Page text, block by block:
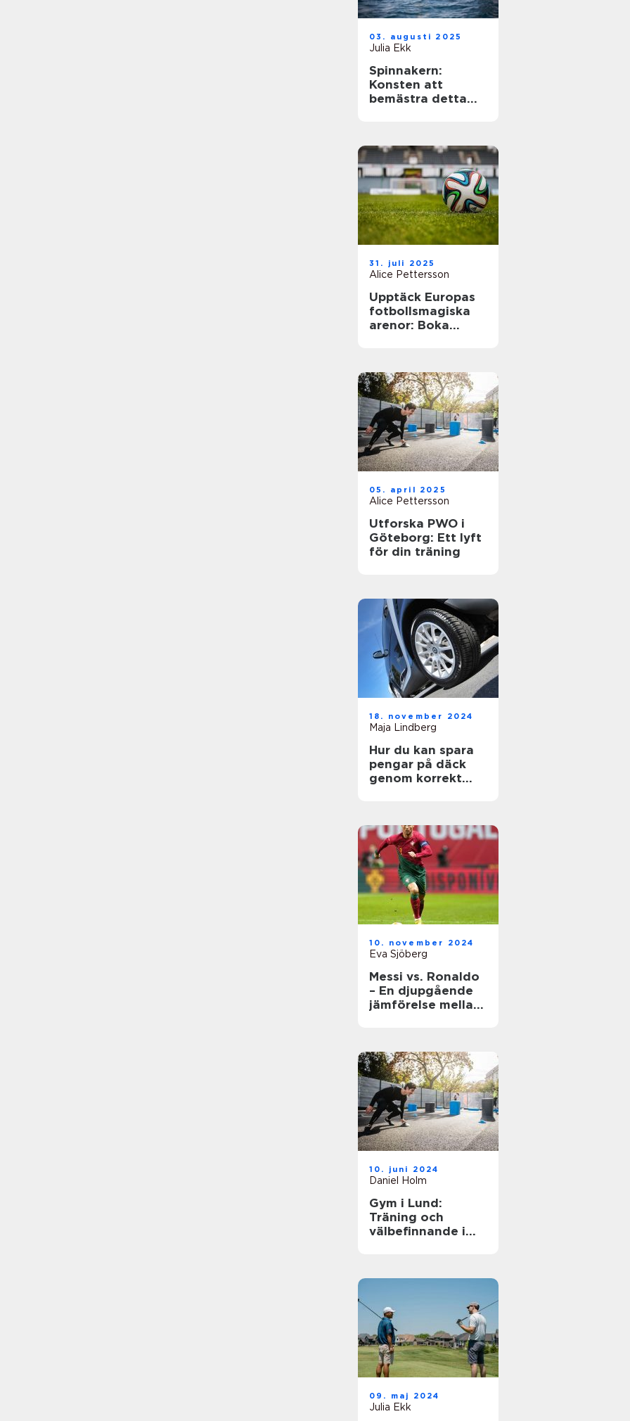
03. augusti 2025
Julia Ekk
Spinnakern:
Konsten att
bemästra detta
31. juli 2025
Alice Pettersson
Upptäck Europas
fotbollsmagiska
arenor: Boka
05. april 2025
Alice Pettersson
Utforska PWO i
Göteborg: Ett lyft
för din träning
18. november 2024
Maja Lindberg
Hur du kan spara
pengar på däck
genom korrekt
10. november 2024
Eva Sjöberg
Messi vs. Ronaldo
– En djupgående
jämförelse mellan
10. juni 2024
Daniel Holm
Gym i Lund:
Träning och
välbefinnande i
09. maj 2024
Julia Ekk